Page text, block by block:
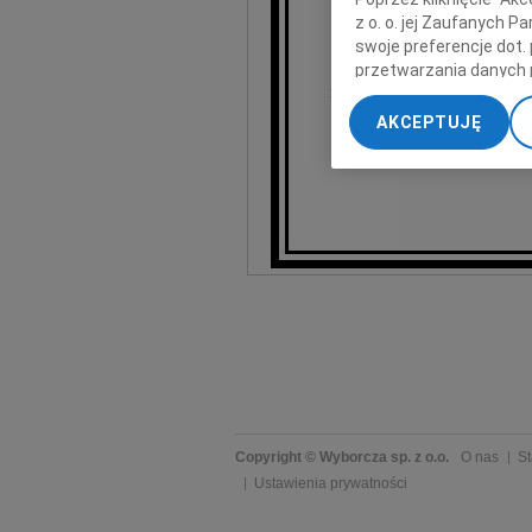
5
na Cmentarzu
O czym
Copyright © Wyborcza sp. z o.o. O nas
Ustawienia prywatności
z o. o. jej Zaufanych
swoje preferencje dot.
przetwarzania danych
„Ustawienia
My, nasi Zaufani
dokładnych danych
Przechowywanie
treści, badnie
AKCEPTUJĘ